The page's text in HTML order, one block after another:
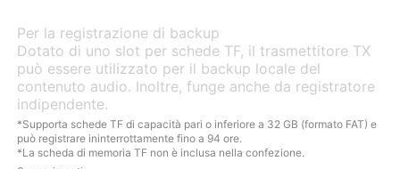
Per la registrazione di backup
Dotato di uno slot per schede TF, il trasmettitore TX
può essere utilizzato per il backup locale del
contenuto audio. Inoltre, funge anche da registratore
indipendente.
*Supporta schede TF di capacità pari o inferiore a 32 GB (formato FAT) e
può registrare ininterrottamente fino a 94 ore.
*La scheda di memoria TF non è inclusa nella confezione.